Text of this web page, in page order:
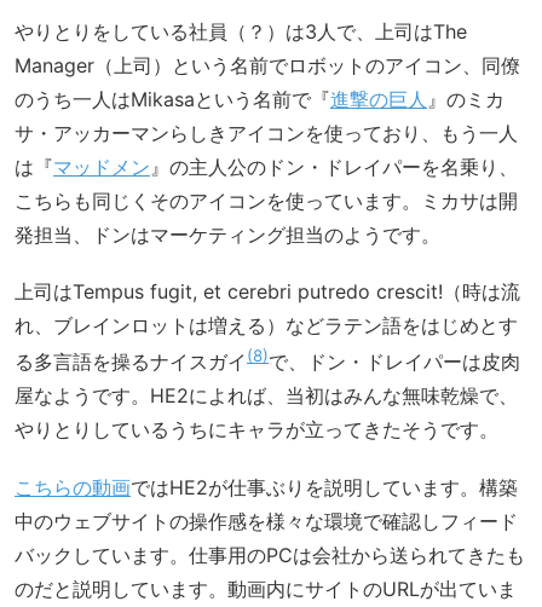
やりとりをしている社員（？）は3人で、上司はThe
Manager（上司）という名前でロボットのアイコン、同僚
のうち一人はMikasaという名前で『進撃の巨人 』のミカ
サ・アッカーマンらしきアイコンを使っており、もう一人
は『マッドメン 』の主人公のドン・ドレイパーを名乗り、
こちらも同じくそのアイコンを使っています。ミカサは開
発担当、ドンはマーケティング担当のようです。
上司はTempus fugit, et cerebri putredo crescit!（時は流
れ、ブレインロットは増える）などラテン語をはじめとす
る多言語を操るナイスガイ 8 で、ドン・ドレイパーは皮肉
屋なようです。HE2によれば、当初はみんな無味乾燥で、
やりとりしているうちにキャラが立ってきたそうです。
こちらの動画ではHE2が仕事ぶりを説明しています。構築
中のウェブサイトの操作感を様々な環境で確認しフィード
バックしています。仕事用のPCは会社から送られてきたも
のだと説明しています。動画内にサイトのURLが出ていま